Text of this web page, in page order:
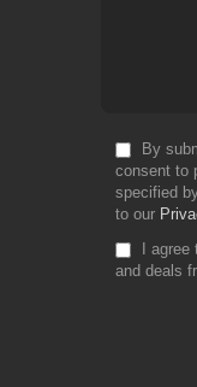
By
consent to
specified
to our
I
and deals